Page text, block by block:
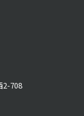
2-708